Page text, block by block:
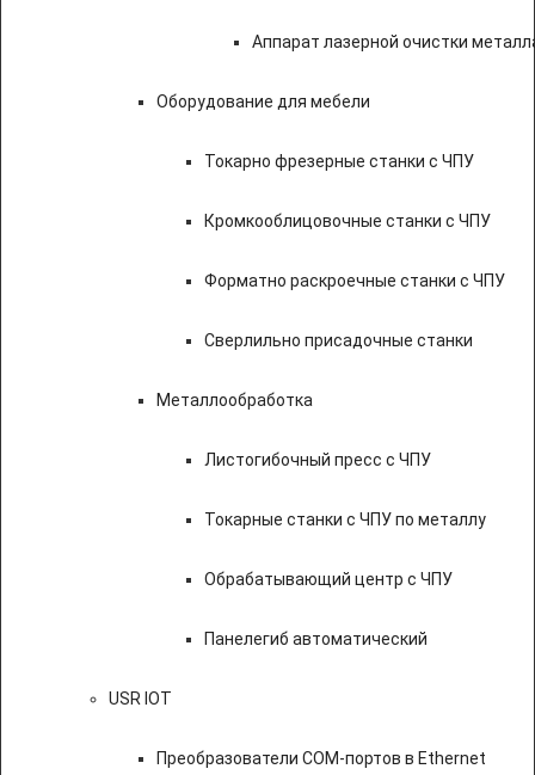
Аппарат лазерной очистки
Оборудование для мебели
Токарно фрезерные станки с ЧПУ
Кромкооблицовочные станки с ЧПУ
Форматно раскроечные станки с ЧПУ
Сверлильно присадочные станки
Металлообработка
Листогибочный пресс с ЧПУ
Токарные станки с ЧПУ по металлу
Обрабатывающий центр с ЧПУ
Панелегиб автоматический
USR IOT
Преобразователи COM-портов в Ethernet